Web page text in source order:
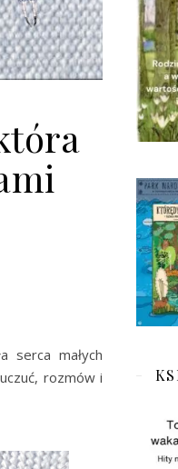
serca małych
rozmów i